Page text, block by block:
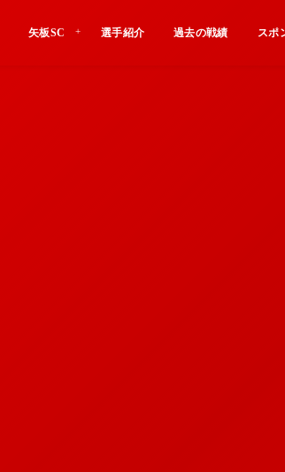
矢板SC 選手紹介 過去の戦績 スポ